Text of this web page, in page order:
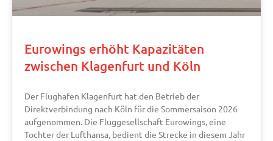
Eurowings erhöht Kapazitäten
zwischen Klagenfurt und Köln
Der Flughafen Klagenfurt hat den Betrieb der
Direktverbindung nach Köln für die Sommersaison 2026
aufgenommen. Die Fluggesellschaft Eurowings, eine
Tochter der Lufthansa, bedient die Strecke in diesem Jahr